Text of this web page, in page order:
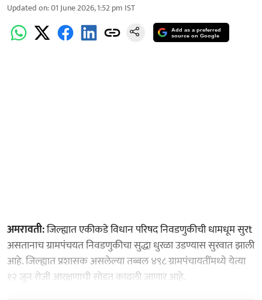
Updated on:01 June 2026, 1:52 pm IST
Add as a preferred
source on Google
अमरावती:जिल्ह्यात एकीकडे विधान परिषद निवडणुकीची धामधूम सुरt
असतानाच ग्रामपंचयत निवडणुकीचा सुद्धा धुरळा उडण्यास सुरवात झाली
आहे. जिल्ह्यात प्रशासक असलेल्या तब्बल ४९८ ग्रामपंचायतींमध्ये येत्या
१२ जून रोजी आरक्षणाची सोडत काढली जाणार आहे.